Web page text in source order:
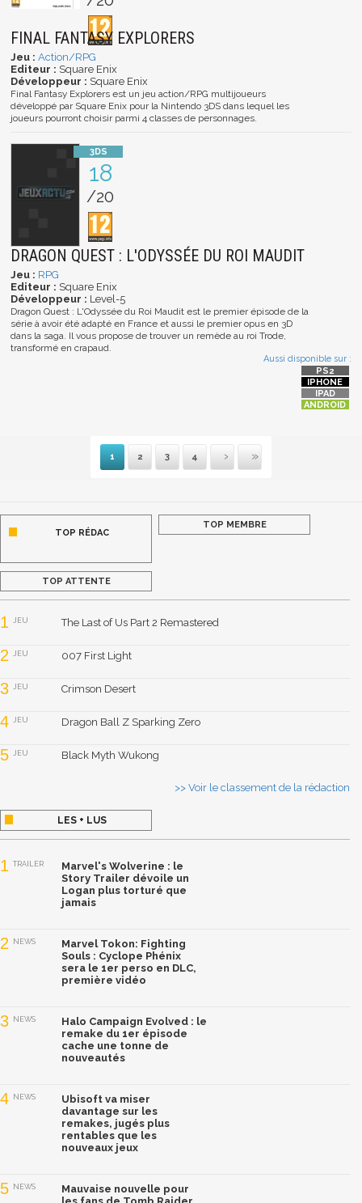
FINAL FANTASY EXPLORERS
Jeu : Action/RPG
Editeur : Square Enix
Développeur : Square Enix
Final Fantasy Explorers est un jeu action/RPG multijoueurs
développé par Square Enix pour la Nintendo 3DS dans lequel les
joueurs pourront choisir parmi 4 classes de personnages.
18
/20
DRAGON QUEST : L'ODYSSÉE DU ROI MAUDIT
Jeu : RPG
Editeur : Square Enix
Développeur : Level-5
Dragon Quest : L'Odyssée du Roi Maudit est le premier épisode de la
série à avoir été adapté en France et aussi le premier opus en 3D
dans la saga. Il vous propose de trouver un remède au roi Trode,
transformé en crapaud.
Aussi disponible sur :
1 2 3 4
Suivante
Dernière
TOP RÉDAC
TOP MEMBRE
TOP ATTENTE
1 JEU The Last of Us Part 2 Remastered
2 JEU 007 First Light
3 JEU Crimson Desert
4 JEU Dragon Ball Z Sparking Zero
5 JEU Black Myth Wukong
>> Voir le classement de la rédaction
LES + LUS
1 TRAILER
Marvel's Wolverine : le
Story Trailer dévoile un
Logan plus torturé que
jamais
2 NEWS
Marvel Tokon: Fighting
Souls : Cyclope Phénix
sera le 1er perso en DLC,
première vidéo
3 NEWS
Halo Campaign Evolved : le
remake du 1er épisode
cache une tonne de
nouveautés
4 NEWS
Ubisoft va miser
davantage sur les
remakes, jugés plus
rentables que les
nouveaux jeux
5 NEWS
Mauvaise nouvelle pour